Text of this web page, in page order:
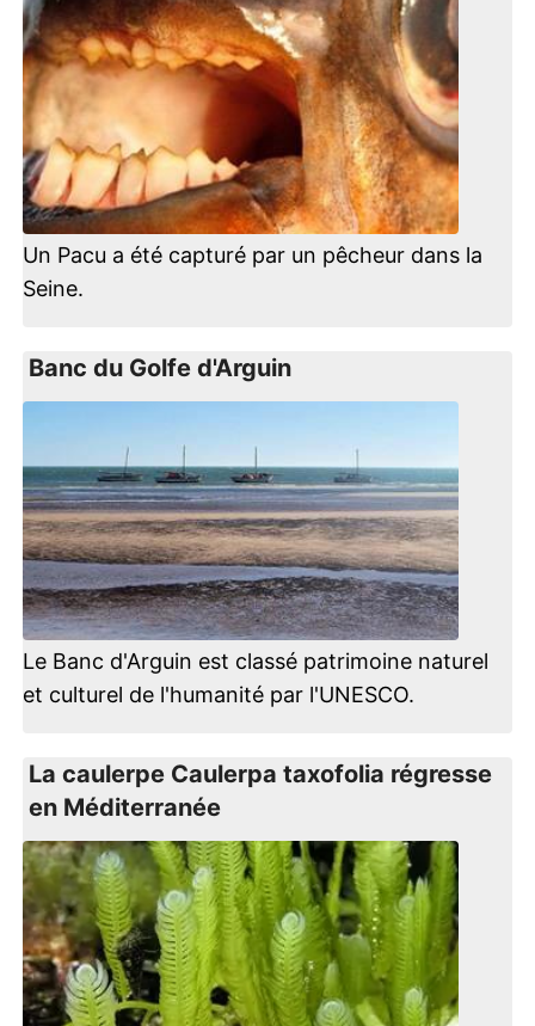
Un Pacu a été capturé par un pêcheur dans la
Seine.
Banc du Golfe d'Arguin
Le Banc d'Arguin est classé patrimoine naturel
et culturel de l'humanité par l'UNESCO.
La caulerpe Caulerpa taxofolia régresse
en Méditerranée